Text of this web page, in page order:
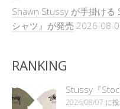
Shawn Stussy が手掛ける
シャツ』が発売 2026-08-
RANKING
Stüssy『
2026/08/07 に